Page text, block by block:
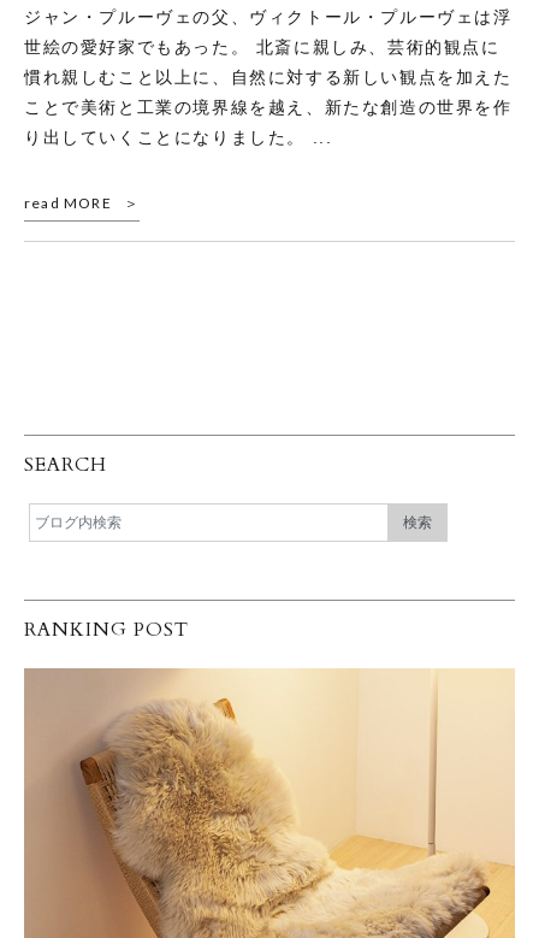
ジャン・プルーヴェの父、ヴィクトール・プルーヴェは浮
世絵の愛好家でもあった。 北斎に親しみ、芸術的観点に
慣れ親しむこと以上に、自然に対する新しい観点を加えた
ことで美術と工業の境界線を越え、新たな創造の世界を作
り出していくことになりました。 ...
read MORE
SEARCH
RANKING POST